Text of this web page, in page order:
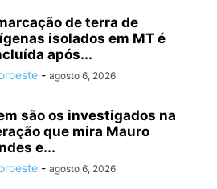
de terra de
isolados em MT é
após...
- agosto 6, 2026
são os investigados na
que mira Mauro
e...
- agosto 6, 2026